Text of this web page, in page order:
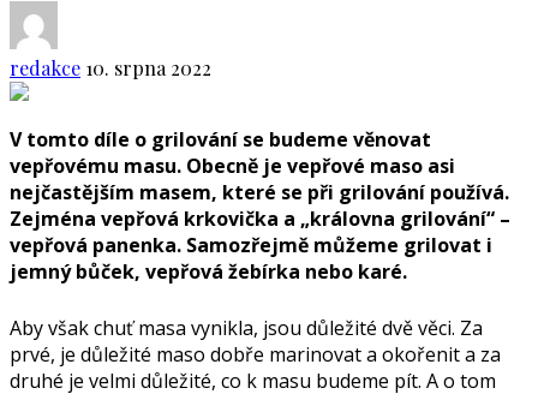
redakce 10. srpna 2022
V tomto díle o grilování se budeme věnovat
vepřovému masu. Obecně je vepřové maso asi
nejčastějším masem, které se při grilování používá.
Zejména vepřová krkovička a „královna grilování“ –
vepřová panenka. Samozřejmě můžeme grilovat i
jemný bůček, vepřová žebírka nebo karé.
Aby však chuť masa vynikla, jsou důležité dvě věci. Za
prvé, je důležité maso dobře marinovat a okořenit a za
druhé je velmi důležité, co k masu budeme pít. A o tom